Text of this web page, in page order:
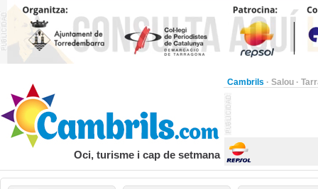
Cambrils · Salou ·
Oci, turisme i cap de setmana